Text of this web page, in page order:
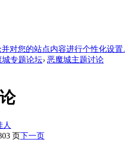
对您的站点内容进行个性化设置
城专题论坛› 恶魔城主题讨论
人
页下一页